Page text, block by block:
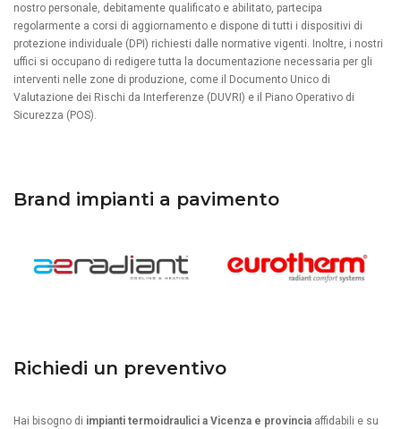
nostro personale, debitamente qualificato e abilitato, partecipa
regolarmente a corsi di aggiornamento e dispone di tutti i dispositivi di
protezione individuale (DPI) richiesti dalle normative vigenti. Inoltre, i nostri
uffici si occupano di redigere tutta la documentazione necessaria per gli
interventi nelle zone di produzione, come il Documento Unico di
Valutazione dei Rischi da Interferenze (DUVRI) e il Piano Operativo di
Sicurezza (POS).
Brand impianti a pavimento
Richiedi un preventivo
Hai bisogno di impianti termoidraulici a Vicenza e provincia affidabili e su